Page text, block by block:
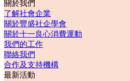
關於我們
了解社會企業
關於豐盛社企學會
關於十一良心消費運動
我們的工作
聯絡我們
合作及支持機構
最新活動